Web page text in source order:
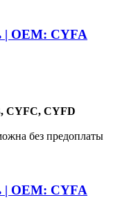
| OEM: CYFA
CYFC, CYFD
без предоплаты
| OEM: CYFA